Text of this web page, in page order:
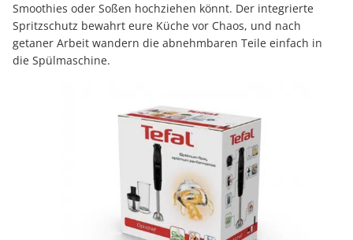
Smoothies oder Soßen hochziehen könnt. Der integrierte
Spritzschutz bewahrt eure Küche vor Chaos, und nach
getaner Arbeit wandern die abnehmbaren Teile einfach in
die Spülmaschine.